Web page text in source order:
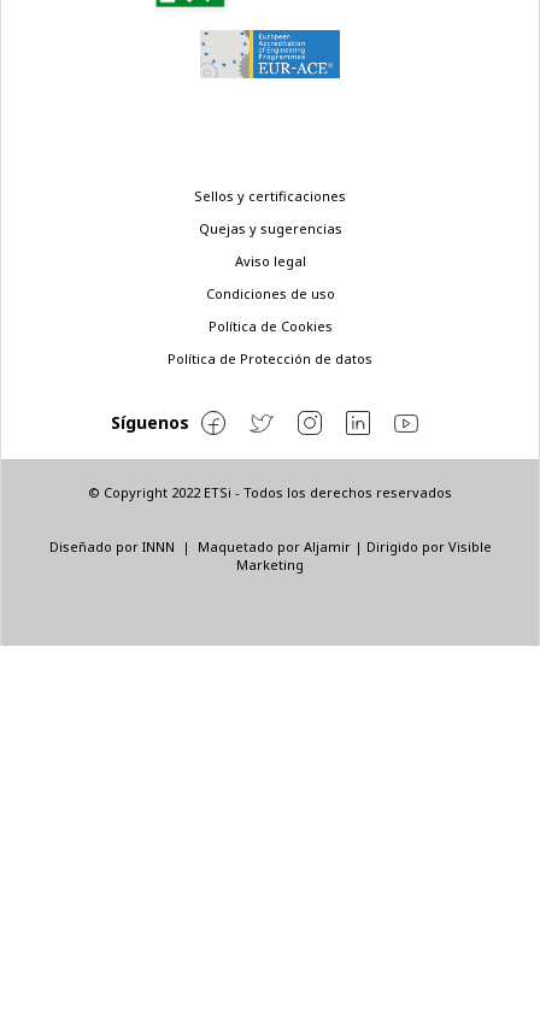
© Copyright 2022 ETSi - Todos los derechos reservados
Sellos y certificaciones
Quejas y sugerencias
Aviso legal
Condiciones de uso
Política de Cookies
Política de Protección de datos
Síguenos
Diseñado por INNN | Maquetado por Aljamir| Dirigido por Visible
Marketing